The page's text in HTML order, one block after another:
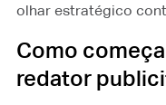
olhar estratégico
Como
redator